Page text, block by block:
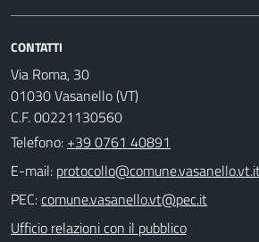
CONTATTI
Via Roma, 30
01030 Vasanello (VT)
C.F. 00221130560
Telefono: +39 0761 40891
E-mail:
PEC:
Ufficio relazioni con il pubblico